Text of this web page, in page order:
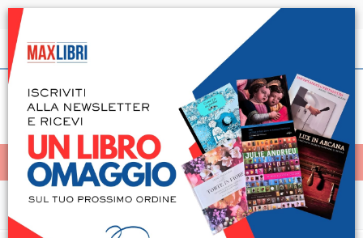
Spedizione in 24h per tutti i libri disponibili
Italiano
< Home
MENÙ